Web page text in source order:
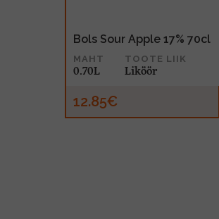
Bols Sour Apple 17% 70cl
MAHT
0.70L
TOOTE LIIK
Liköör
12.85€